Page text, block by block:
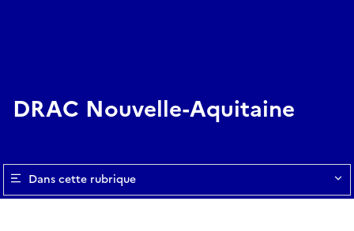
DRAC Nouvelle-Aquitaine
Dans cette rubrique